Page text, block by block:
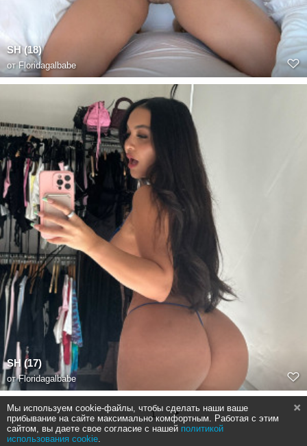
SH (18)
от Floridagalbabe
SH (17)
отFloridagalbabe
1
Мы используем cookie-файлы, чтобы сделать наши ваше
прибывание на сайте максимально комфортным. Работая с этим
сайтом, вы даете свое согласие с нашей политикой
использования cookie.